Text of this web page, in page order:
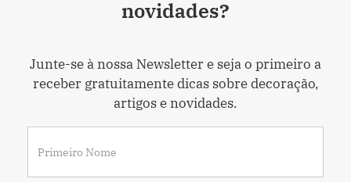
novidades?
Junte-se à nossa Newsletter e seja o primeiro a
receber gratuitamente dicas sobre decoração,
artigos e novidades.